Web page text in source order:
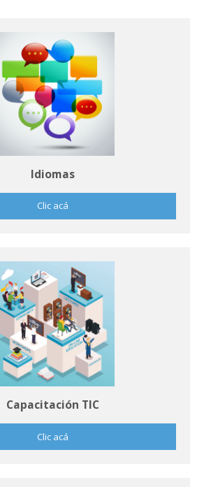
Idiomas
Clic acá
Capacitación TIC
Clic acá